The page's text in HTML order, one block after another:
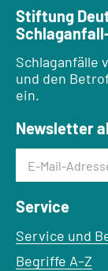
Stiftung
Schlaganfälle
und den
ein.
Newsletter
Service
Service und
Begriffe A–Z